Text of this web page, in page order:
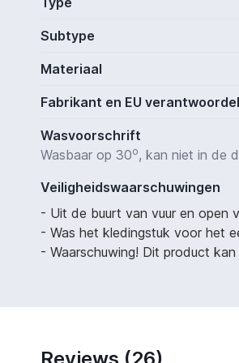
Subtype
Materiaal
Fabrikant en EU
Wasvoorschrift
Wasbaar op 30o, kan niet in de
Veiligheidswaarschuwingen
- Uit de buurt van vuur en open
- Was het kledingstuk voor het
- Waarschuwing! Dit product